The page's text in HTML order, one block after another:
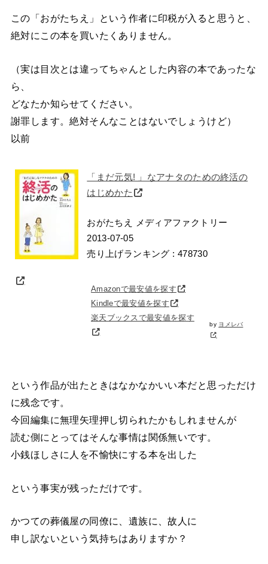
この「おがたちえ」という作者に印税が入ると思うと、
絶対にこの本を買いたくありません。
（実は目次とは違ってちゃんとした内容の本であったな
ら、
どなたか知らせてください。
謝罪します。絶対そんなことはないでしょうけど）
以前
「まだ元気! 」なアナタのための終活の
はじめかた
おがたちえ メディアファクトリー
2013-07-05
売り上げランキング : 478730
Amazonで最安値を探す
Kindleで最安値を探す
楽天ブックスで最安値を探す
by ヨメレバ
という作品が出たときはなかなかいい本だと思っただけ
に残念です。
今回編集に無理矢理押し切られたかもしれませんが
読む側にとってはそんな事情は関係無いです。
小銭ほしさに人を不愉快にする本を出した
という事実が残っただけです。
かつての葬儀屋の同僚に、遺族に、故人に
申し訳ないという気持ちはありますか？